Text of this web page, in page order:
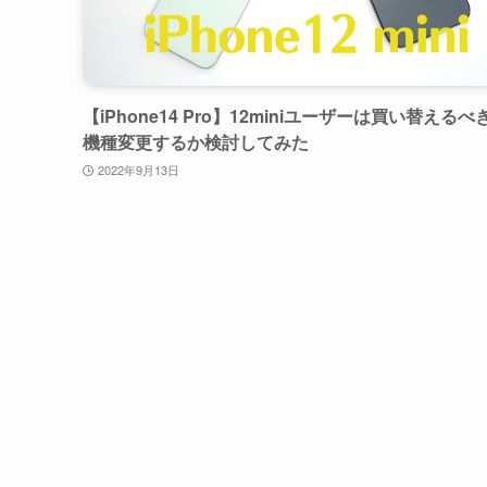
【iPhone14 Pro】12miniユーザーは買い替えるべ
機種変更するか検討してみた
2022年9月13日